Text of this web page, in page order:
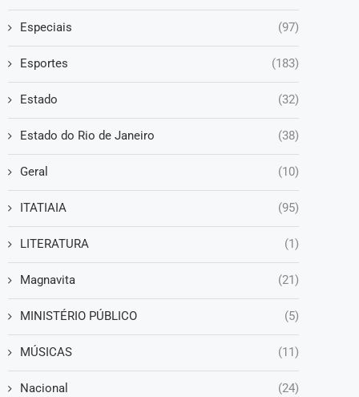
Especiais (97)
Esportes (183)
Estado (32)
Estado do Rio de Janeiro (38)
Geral (10)
ITATIAIA (95)
LITERATURA (1)
Magnavita (21)
MINISTÉRIO PÚBLICO (5)
MÚSICAS (11)
Nacional (24)